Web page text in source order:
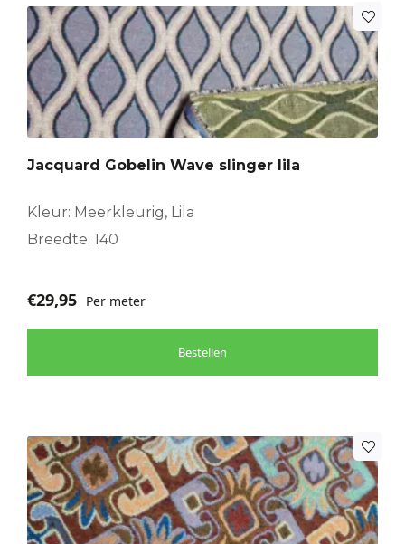
Jacquard Gobelin Wave slinger lila
Kleur: Meerkleurig, Lila
Breedte: 140
€29,95 Per meter
Bestellen